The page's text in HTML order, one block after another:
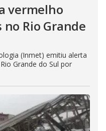
vermelho
Rio Grande
(Inmet) emitiu alerta
Grande do Sul por